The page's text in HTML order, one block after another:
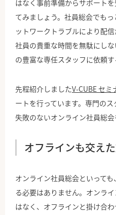
はなく事前準備からサポート
てみましょう。社員総会でも
ットワークトラブルにより配
社員の貴重な時間を無駄にし
の豊富な専任スタッフに依頼す
先程紹介しましたV-CUBE セミ
ートを行っています。専門のス
失敗のないオンライン社員総会
オフラインも交え
オンライン社員総会といって
る必要はありません。オンラ
はなく、オフラインと掛け合